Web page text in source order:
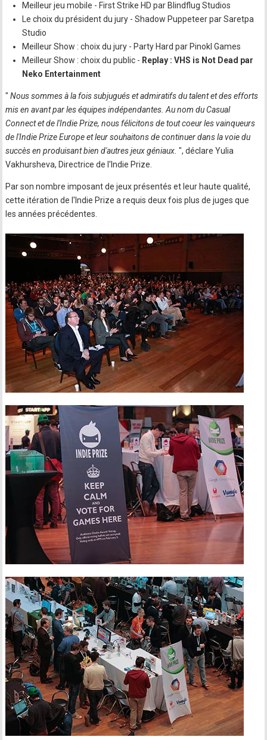
Meilleur jeu mobile - First Strike HD par Blindflug Studios
Le choix du président du jury - Shadow Puppeteer par Saretpa
Studio
Meilleur Show : choix du jury - Party Hard par Pinokl Games
Meilleur Show : choix du public - Replay : VHS is Not Dead par
Neko Entertainment
" Nous sommes à la fois subjugués et admiratifs du talent et des efforts
mis en avant par les équipes indépendantes. Au nom du Casual
Connect et de l'Indie Prize, nous félicitons de tout coeur les vainqueurs
de l'Indie Prize Europe et leur souhaitons de continuer dans la voie du
succès en produisant bien d'autres jeux géniaux.", déclare Yulia
Vakhursheva, Directrice de l'Indie Prize.
Par son nombre imposant de jeux présentés et leur haute qualité,
cette itération de l'Indie Prize a requis deux fois plus de juges que
les années précédentes.